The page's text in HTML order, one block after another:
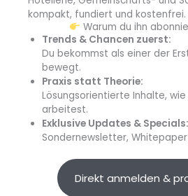
erstenSoft Brand, einer Art
Partnerschaftsvereinbarung, die
Hotels
ermöglicht, ihre
gleichzeitig unsere Systeme und
nutzen, und wir prüfen, wo wir uns
positionieren wollen. Sie können
Monaten und Jahren mehrere
Hotels erwarten, und
Sind davon auch Hotels in der
kompakt, fundiert und kostenfrei.
Warum du ihn
Trends & Chancen zuerst:
Du bekommst als einer der
bewegt.
Praxis statt Theorie:
Lösungsorientierte Inhalte,
arbeitest.
Exklusive Updates & Specials:
Sondernewsletter,
Direkt anmelden &